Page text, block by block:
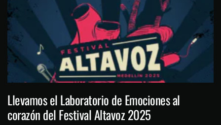
Llevamos el Laboratorio de Emociones al
corazón del Festival Altavoz 2025